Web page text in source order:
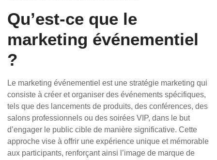
Qu’est-ce que le
marketing événementiel
?
Le marketing événementiel est une stratégie marketing qui
consiste à créer et organiser des événements spécifiques,
tels que des lancements de produits, des conférences, des
salons professionnels ou des soirées VIP, dans le but
d’engager le public cible de manière significative. Cette
approche vise à offrir une expérience unique et mémorable
aux participants, renforçant ainsi l’image de marque de